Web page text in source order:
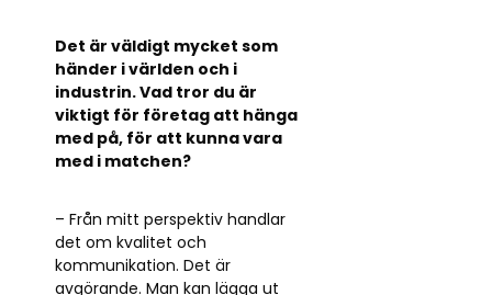
Det är väldigt mycket som
händer i världen och i
industrin. Vad tror du är
viktigt för företag att hänga
med på, för att kunna vara
med i matchen?
– Från mitt perspektiv handlar
det om kvalitet och
kommunikation. Det är
avgörande. Man kan lägga ut